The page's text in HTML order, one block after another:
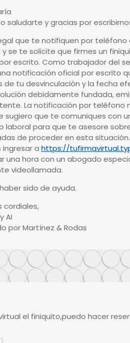
saludarte y gracias por
que te notifiquen por
y se te solicite que firmes un
escrito. Como trabajador del
notificación oficial por escrito
de tu desvinculación y la fecha
debidamente fundada,
La notificación por teléfono
sugiero que te comuniques con
laboral para que te asesore
de proceder en esta
a https://
una hora con un abogado
videollamada.
sido de ayuda.
cordiales,
AI
por Martínez & Rodas
el finiquito,puedo hacer